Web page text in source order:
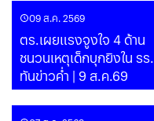
09 ส.ค. 2569
ตร.เผยแรงจูงใจ 4 ด้าน
ชนวนเหตุเด็กบุกยิงใน รร. |
ทันข่าวค่ำ | 9 ส.ค.69